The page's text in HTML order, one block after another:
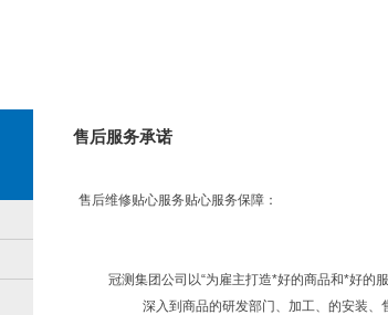
售后服务承诺
售后维修贴心服务贴心服务保障：
冠测集团公司以“为雇主打造*好的商品和*好的服
深入到商品的研发部门、加工、的安装、